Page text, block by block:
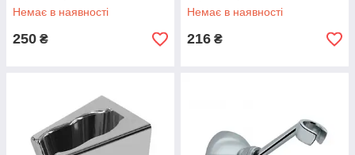
Немає в наявності
250 ₴
Немає в наявності
216 ₴